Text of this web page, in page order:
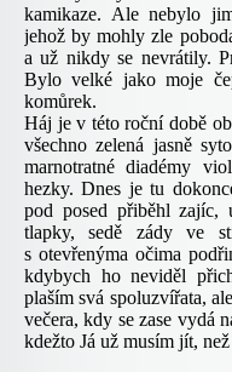
kamikaze. Ale nebylo
jehož by mohly zle
a už nikdy se nevrátily.
Bylo velké jako moje
komůrek.
Háj je v této roční době
všechno zelená jasně
marnotratné diadémy
hezky. Dnes je tu
pod posed přiběhl
tlapky, sedě zády ve
s otevřenýma očima
kdybych ho neviděl
plaším svá spoluzvířata,
večera, kdy se zase vydá
kdežto Já už musím jít,